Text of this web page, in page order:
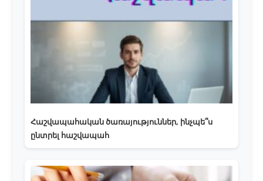
Հաշվապահական ծառայություններ, ինչպե՞ս
ընտրել հաշվապահ